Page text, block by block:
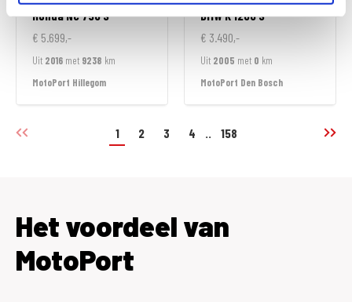
HondaNC 750 S
€ 5.699,-
Uit 2016 met 9238 km
MotoPort Hillegom
BMWK 1200 S
€ 3.490,-
Uit 2005 met 0 km
MotoPort Den Bosch
1 2 3 4 .. 158
Het voordeel van
MotoPort